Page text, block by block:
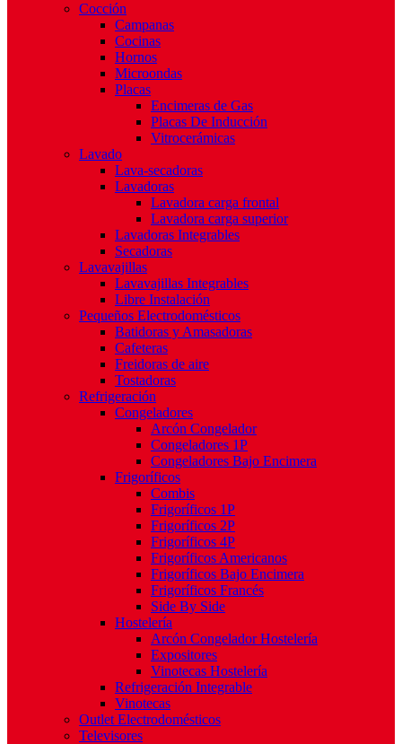
Cocción
Campanas
Cocinas
Hornos
Microondas
Placas
Encimeras de Gas
Placas De Inducción
Vitrocerámicas
Lavado
Lava-secadoras
Lavadoras
Lavadora carga frontal
Lavadora carga superior
Lavadoras Integrables
Secadoras
Lavavajillas
Lavavajillas Integrables
Libre Instalación
Pequeños Electrodomésticos
Batidoras y Amasadoras
Cafeteras
Freidoras de aire
Tostadoras
Refrigeración
Congeladores
Arcón Congelador
Congeladores 1P
Congeladores Bajo Encimera
Frigoríficos
Combis
Frigoríficos 1P
Frigoríficos 2P
Frigoríficos 4P
Frigoríficos Americanos
Frigoríficos Bajo Encimera
Frigoríficos Francés
Side By Side
Hostelería
Arcón Congelador Hostelería
Expositores
Vinotecas Hostelería
Refrigeración Integrable
Vinotecas
Outlet Electrodomésticos
Televisores